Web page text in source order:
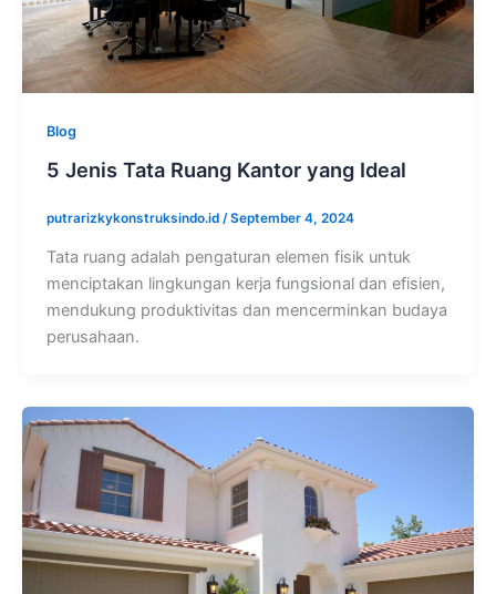
Blog
5 Jenis Tata Ruang Kantor yang Ideal
putrarizkykonstruksindo.id /September 4, 2024
Tata ruang adalah pengaturan elemen fisik untuk
menciptakan lingkungan kerja fungsional dan efisien,
mendukung produktivitas dan mencerminkan budaya
perusahaan.